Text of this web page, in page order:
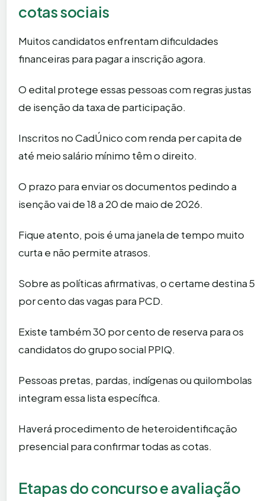
cotas sociais
Muitos candidatos enfrentam dificuldades
financeiras para pagar a inscrição agora.
O edital protege essas pessoas com regras justas
de isenção da taxa de participação.
Inscritos no CadÚnico com renda per capita de
até meio salário mínimo têm o direito.
O prazo para enviar os documentos pedindo a
isenção vai de 18 a 20 de maio de 2026.
Fique atento, pois é uma janela de tempo muito
curta e não permite atrasos.
Sobre as políticas afirmativas, o certame destina 5
por cento das vagas para PCD.
Existe também 30 por cento de reserva para os
candidatos do grupo social PPIQ.
Pessoas pretas, pardas, indígenas ou quilombolas
integram essa lista específica.
Haverá procedimento de heteroidentificação
presencial para confirmar todas as cotas.
Etapas do concurso e avaliação